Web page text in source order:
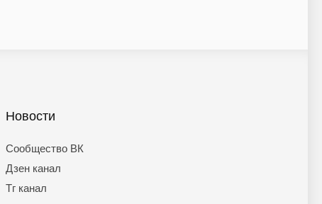
Новости
Сообщество ВК
Дзен канал
Тг канал